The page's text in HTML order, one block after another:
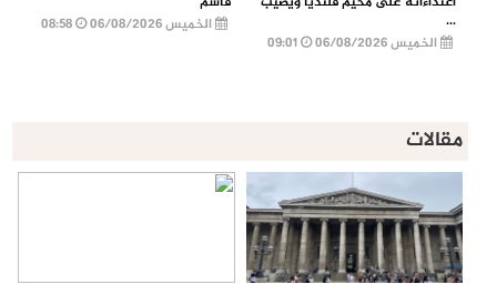
...
الخميس 06/08/2026
الخميس 06/08/2026
08:58
مقالات